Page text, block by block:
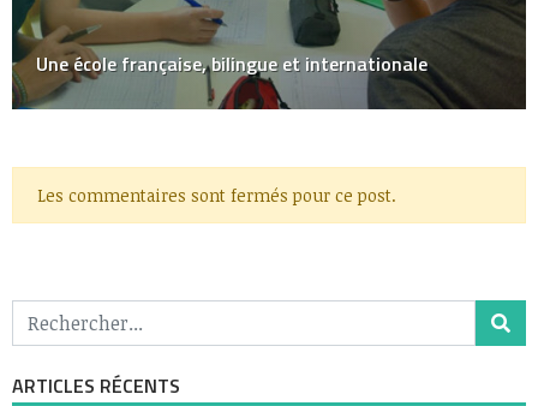
Une école française, bilingue et internationale
Les commentaires sont fermés pour ce post.
ARTICLES RÉCENTS